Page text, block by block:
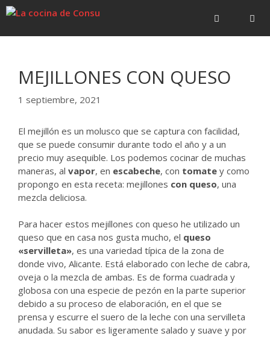
Saltar
Saltar
MEJILLONES CON QUESO
1 septiembre, 2021
El mejillón es un molusco que se captura con facilidad,
que se puede consumir durante todo el año y a un
precio muy asequible. Los podemos cocinar de muchas
maneras, al vapor, en escabeche, con tomate y como
propongo en esta receta: mejillones con queso, una
mezcla deliciosa.
Para hacer estos mejillones con queso he utilizado un
queso que en casa nos gusta mucho, el queso
«servilleta», es una variedad típica de la zona de
donde vivo, Alicante. Está elaborado con leche de cabra,
oveja o la mezcla de ambas. Es de forma cuadrada y
globosa con una especie de pezón en la parte superior
debido a su proceso de elaboración, en el que se
prensa y escurre el suero de la leche con una servilleta
anudada. Su sabor es ligeramente salado y suave y por